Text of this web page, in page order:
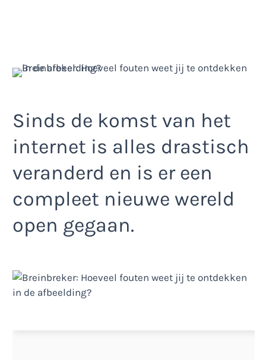
Sinds de komst van het
internet is alles drastisch
veranderd en is er een
compleet nieuwe wereld
open gegaan.